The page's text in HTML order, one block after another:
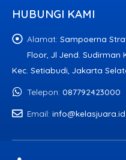
Telepon: 087792423000
Kelas Juara byPointStar©